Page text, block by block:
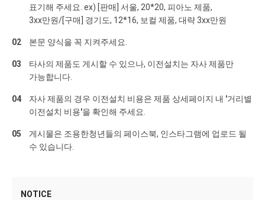
표기해 주세요. ex) [판매] 서울, 20*20, 피아노 제품,
3xx만원/[구매] 경기도, 12*16, 보컬 제품, 대략 3xx만원
02 본문 양식을 꼭 지켜주세요.
03
타사의 제품도 게시할 수 있으나, 이전설치는 자사 제품만
가능합니다.
04 자사 제품의 경우 이전설치 비용은 제품 상세페이지 내 '거리별
이전설치 비용'을 확인해 주세요.
05
게시물은 조용한청년들의 페이스북, 인스타그램에 업로드 될
수 있습니다.
NOTICE